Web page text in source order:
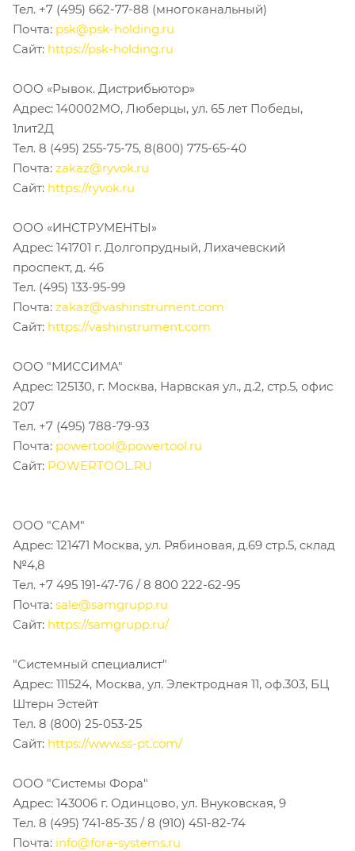
Тел. +7 (495) 662-77-88 (многоканальный)
Почта: psk@psk-holding.ru
Сайт: https://psk-holding.ru
ООО «Рывок. Дистрибьютор»
Адрес: 140002МО, Люберцы, ул. 65 лет Победы,
1лит2Д
Тел. 8 (495) 255-75-75, 8(800) 775-65-40
Почта: zakaz@ryvok.ru
Сайт: https://ryvok.ru
ООО «ИНСТРУМЕНТЫ»
Адрес: 141701 г. Долгопрудный, Лихачевский
проспект, д. 46
Тел. (495) 133-95-99
Почта: zakaz@vashinstrument.com
Сайт: https://vashinstrument.com
ООО "МИССИМА"
Адрес: 125130, г. Москва, Нарвская ул., д.2, стр.5, офис
207
Тел. +7 (495) 788-79-93
Почта: powertool@powertool.ru
Сайт: POWERTOOL.RU
ООО "САМ"
Адрес: 121471 Москва, ул. Рябиновая, д.69 стр.5, cклад
№4,8
Тел. +7 495 191-47-76 / 8 800 222-62-95
Почта: sale@samgrupp.ru
Сайт: https://samgrupp.ru/
"Системный специалист"
Адрес: 111524, Москва, ул. Электродная 11, оф.303, БЦ
Штерн Эстейт
Тел. 8 (800) 25-053-25
Сайт: https://www.ss-pt.com/
ООО "Системы Фора"
Адрес: 143006 г. Одинцово, ул. Внуковская, 9
Тел. 8 (495) 741-85-35 / 8 (910) 451-82-74
Почта: info@fora-systems.ru